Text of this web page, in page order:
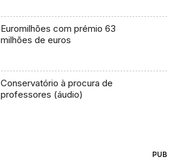
Euromilhões com prémio 63
milhões de euros
Conservatório à procura de
professores (áudio)
PUB